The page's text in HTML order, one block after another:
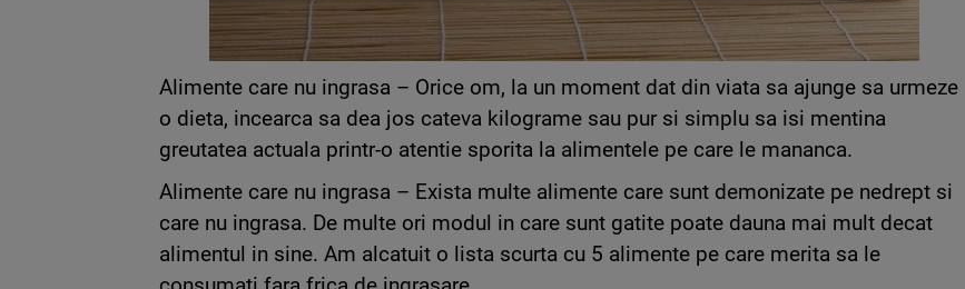
Alimente care nu ingrasa – Orice om, la un moment dat din viata sa ajunge sa urmeze
o dieta, incearca sa dea jos cateva kilograme sau pur si simplu sa isi mentina
greutatea actuala printr-o atentie sporita la alimentele pe care le mananca.
Alimente care nu ingrasa – Exista multe alimente care sunt demonizate pe nedrept si
care nu ingrasa. De multe ori modul in care sunt gatite poate dauna mai mult decat
alimentul in sine. Am alcatuit o lista scurta cu 5 alimente pe care merita sa le